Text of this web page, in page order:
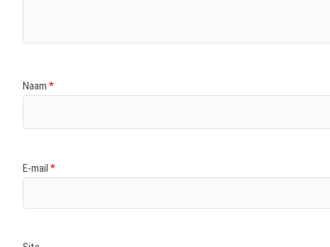
Naam *
E-mail *